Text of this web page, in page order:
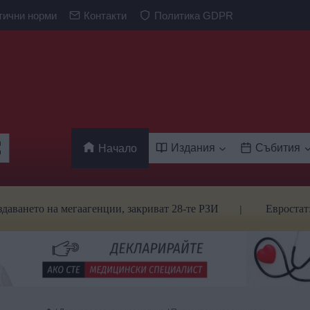
норми Контакти Политика GDPR
Начало Издания Събития
мегаагенции, закриват 28-те РЗИ Евростат: